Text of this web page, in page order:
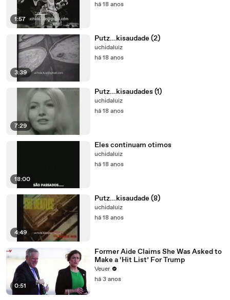
1:57
há 18 anos
3:39
Putz...kisaudade (2)
uchidaluiz
há 18 anos
7:29
Putz...kisaudades (1)
uchidaluiz
há 18 anos
18:00
Eles continuam otimos
uchidaluiz
há 18 anos
4:49
Putz...kisaudade (8)
uchidaluiz
há 18 anos
0:51
Former Aide Claims She Was Asked to
Make a ‘Hit List’ For Trump
Veuer
há 3 anos